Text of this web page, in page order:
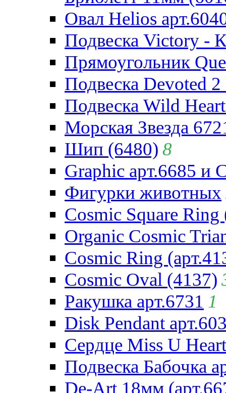
Овал Helios
Подвеска Victory -
Прямоугольник
Подвеска Devoted
Подвеска Wild
Морская Звезда
Шип (6480) 8
Graphic арт.6685 и
Фигурки животных
Cosmic Square Ring
Organic Cosmic
Cosmic Ring
Cosmic Oval (4137)
Ракушка арт.6731 1
Disk Pendant
Сердце Miss U
Подвеска Бабочка
De-Art 18мм